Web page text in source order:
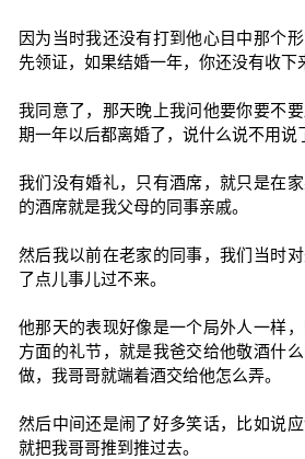
因为当时我还没有打到他心目中那个
先领证，如果结婚一年，你还没有收下
我同意了，那天晚上我问他要你要不
期一年以后都离婚了，说什么说不用说
我们没有婚礼，只有酒席，就只是在
的酒席就是我父母的同事亲戚。
然后我以前在老家的同事，我们当时
了点儿事儿过不来。
他那天的表现好像是一个局外人一样
方面的礼节，就是我爸交给他敬酒什
做，我哥哥就端着酒交给他怎么弄。
然后中间还是闹了好多笑话，比如说
就把我哥哥推到推过去。